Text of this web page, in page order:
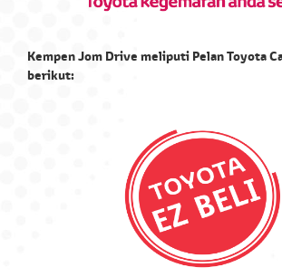
Mengenai Toyota
kenderaan bagi
Lokasi & Hubungi
Ketahui cawangan
Capital atau hubungi
Kerjaya @ Toyota
Ketahui senarai
di Toyota Capital.
Kempen Jom Drive meliputi Pelan Toyota
berikut: